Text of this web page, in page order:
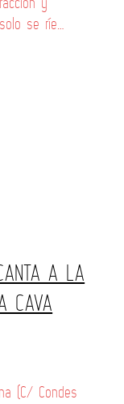
se ríe…
A LA
CAVA
(C/ Condes